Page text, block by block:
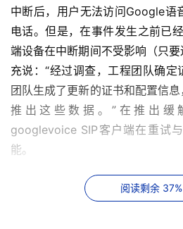
中断后，用户无法访问Google语
电话。但是，在事件发生之前已
端设备在中断期间不受影响（只
充说：“经过调查，工程团队确
团队生成了更新的证书和配置信
推出这些数据。”在推出缓
googlevoice SIP客户端在重试
能。
如何避免再次发生SSL/TLS证书过
阅读剩余 37%